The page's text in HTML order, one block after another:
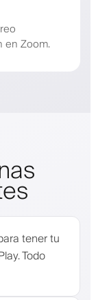
en Zoom.
tener tu
Todo